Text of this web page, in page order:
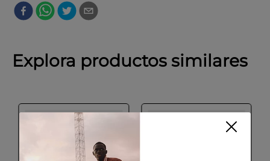
Explora productos similares